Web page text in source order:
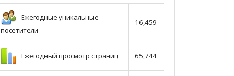
Ежегодные уникальные
посетители
16,459
Ежегодный просмотр страниц 65,744